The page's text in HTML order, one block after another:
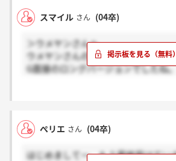
でもかなり突っ込まれるますよ。自
あくまでも私の場合ですけど。でも
社長と張り合うのは大いにいいと思
そういう事を望んでいると思います
ちが言い返せないくらいの回答し
すけどね。
では頑張って下さい！！いや、楽し
スマイル さん (04卒)
＞ウメヤンさんへ
ウメヤンさんの言う通り三次面接は、
G面接のロングバージョンでしたね
思っていたら、最終に進んで下さい
後悔していただけに嬉しいッス！
そこで、またまた質問（スイマセン
ぺリエ さん (04卒)
はじめましてー、もう最終受けてい